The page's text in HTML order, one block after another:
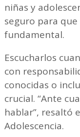
niñas y
seguro para
fundamental.
Escucharlos
con
conocidas o
crucial. “Ante
hablar”, resaltó
Adolescencia.